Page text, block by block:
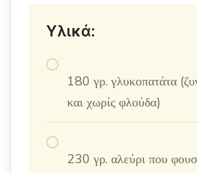
Υλικά:
180 γρ. γλυκοπατάτα
και χωρίς φλούδα)
230 γρ. αλεύρι που